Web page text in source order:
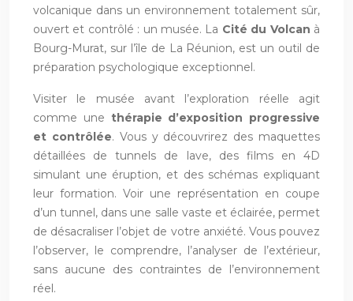
volcanique dans un environnement totalement sûr,
ouvert et contrôlé : un musée. La Cité du Volcan à
Bourg-Murat, sur l’île de La Réunion, est un outil de
préparation psychologique exceptionnel.
Visiter le musée avant l’exploration réelle agit
comme une thérapie d’exposition progressive
et contrôlée. Vous y découvrirez des maquettes
détaillées de tunnels de lave, des films en 4D
simulant une éruption, et des schémas expliquant
leur formation. Voir une représentation en coupe
d’un tunnel, dans une salle vaste et éclairée, permet
de désacraliser l’objet de votre anxiété. Vous pouvez
l’observer, le comprendre, l’analyser de l’extérieur,
sans aucune des contraintes de l’environnement
réel.